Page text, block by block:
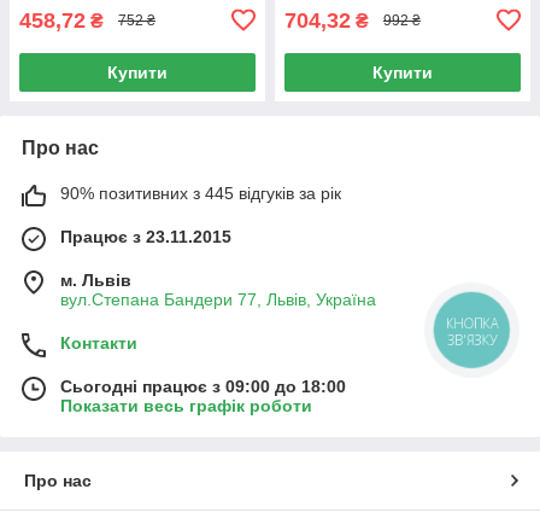
458,72 ₴ 752 ₴
Купити
704,32 ₴ 992 ₴
Купити
Про нас
90% позитивних з 445 відгуків за рік
Працює з 23.11.2015
м. Львів
вул.Степана Бандери 77, Львів, Україна
Контакти
Сьогодні працює з 09:00 до 18:00
Показати весь графік роботи
Про нас
КНОПКА
ЗВ'ЯЗКУ